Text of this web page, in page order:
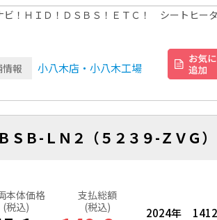
ビ！ＨＩＤ！ＤＳＢＳ！ＥＴＣ！ シートヒー
情報 小八木店・小八木工場
Ｂ-ＬＮ２（５２３９-ＺＶＧ）
本体価格
(税込)
支払総額
(税込)
2024年